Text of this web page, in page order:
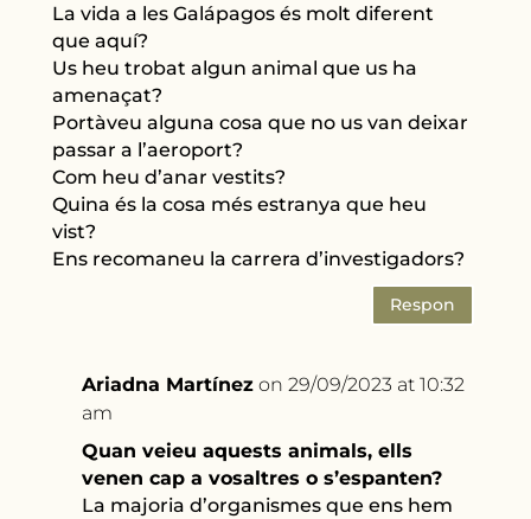
La vida a les Galápagos és molt diferent
que aquí?
Us heu trobat algun animal que us ha
amenaçat?
Portàveu alguna cosa que no us van deixar
passar a l’aeroport?
Com heu d’anar vestits?
Quina és la cosa més estranya que heu
vist?
Ens recomaneu la carrera d’investigadors?
Respon
Ariadna Martínez on 29/09/2023 at 10:32
am
Quan veieu aquests animals, ells
venen cap a vosaltres o s’espanten?
La majoria d’organismes que ens hem